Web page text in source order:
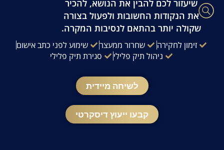
שיעזור לכם להבין את הנושא, להכיר
את הנקודות החשובות ולפעול בצורה
שקולה יותר בהתאם לנסיבות המקרה.
זימון לחקירה שחרור ממעצר
שימוע לפני כתב אישום
ניהול תיק פלילי
סגירת תיק פלילי
לשיחה מיידית
קבעו ייעוץ דיסקרטי